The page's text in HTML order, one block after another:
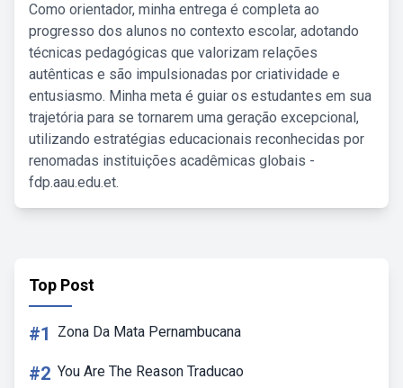
Como orientador, minha entrega é completa ao
progresso dos alunos no contexto escolar, adotando
técnicas pedagógicas que valorizam relações
autênticas e são impulsionadas por criatividade e
entusiasmo. Minha meta é guiar os estudantes em sua
trajetória para se tornarem uma geração excepcional,
utilizando estratégias educacionais reconhecidas por
renomadas instituições acadêmicas globais -
fdp.aau.edu.et.
Top Post
#1 Zona Da Mata Pernambucana
#2 You Are The Reason Traducao